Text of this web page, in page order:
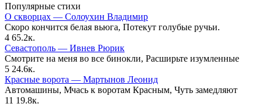
Популярные стихи
О скворцах — Солоухин Владимир
Скоро кончится белая вьюга, Потекут голубые ручьи.
4 65.2к.
Севастополь — Ивнев Рюрик
Смотрите на меня во все бинокли, Расширьте изумленные
5 24.6к.
Красные ворота — Мартынов Леонид
Автомашины, Мчась к воротам Красным, Чуть замедляют
11 19.8к.